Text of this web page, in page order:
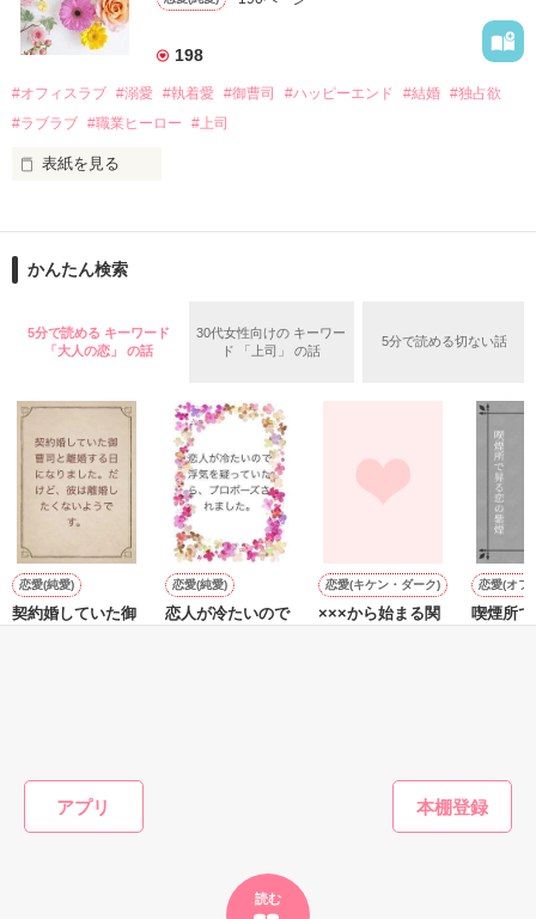
アプリ
読む
美桜を守るため、哲平は同居を提案してきて――。
夏木美桜(なつきみお)
鳴海哲平 (なるみてっぺい)
2026.6.5～2026.7.25
＊以前、公開していた話の改稿版です＊
作品を読む
れて起業した新進気鋭の実業家、社内でも冷徹だと評判な社長
――御影恭司その人だったのだ――！
なぜか恭司から飼い猫の世話係を命じられた美桜は、猫の世
の関係となってしまい――？
198
#オフィスラブ #溺愛 #執着愛 #御曹司 #ハッピーエンド #結婚 #独占欲
#ラブラブ #職業ヒーロー #上司
表紙を見る
ションの企画戦略室で働いている。
めた、同期で恋人の石垣守（26）がいるのだが、後輩の姫原由
いた。
守と由羅から『便利屋雛子』と馬鹿にされ、一人こっそり泣い
た上、同居まで提案してきて──？
鷹哉『宜しくな、俺の雛子』🦅
雛子『俺の……ひぃ、雛子？！！！』🐥
シゴデキで冷徹な上司が見せる素顔は、なぜか想像以上に甘く
て……🐥💓🦅
※表紙も作中使用の画像も全てフリー素材です。
かんたん検索
5分で読める キーワード
「大人の恋」 の話
30代女性向けの キーワー
ド 「上司」 の話
5分で読める切ない話
恋愛(純愛)
契約婚していた御
恋愛(純愛)
恋人が冷たいので
恋愛(キケン・ダーク)
×××から始まる関
恋愛(オフ
喫煙所
かんたん検索の条件を変える